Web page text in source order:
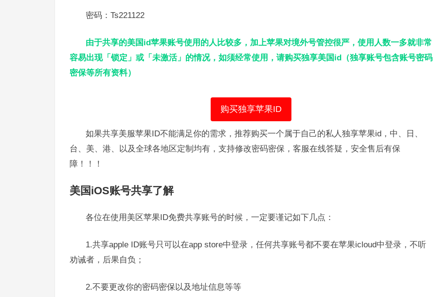
密码：Ts221122
由于共享的美国id苹果账号使用的人比较多，加上苹果对境外号管控很严，使用人数一多就非常
容易出现「锁定」或「未激活」的情况，如须经常使用，请购买独享美国id（独享账号包含账号密码
密保等所有资料）
购买独享苹果ID
如果共享美服苹果ID不能满足你的需求，推荐购买一个属于自己的私人独享苹果id，中、日、
台、美、港、以及全球各地区定制均有，支持修改密码密保，客服在线答疑，安全售后有保
障！！！
美国iOS账号共享了解
各位在使用美区苹果ID免费共享账号的时候，一定要谨记如下几点：
1.共享apple ID账号只可以在app store中登录，任何共享账号都不要在苹果icloud中登录，不听
劝诫者，后果自负；
2.不要更改你的密码密保以及地址信息等等